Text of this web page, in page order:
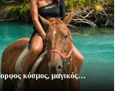
κόσμος, μαγικός…